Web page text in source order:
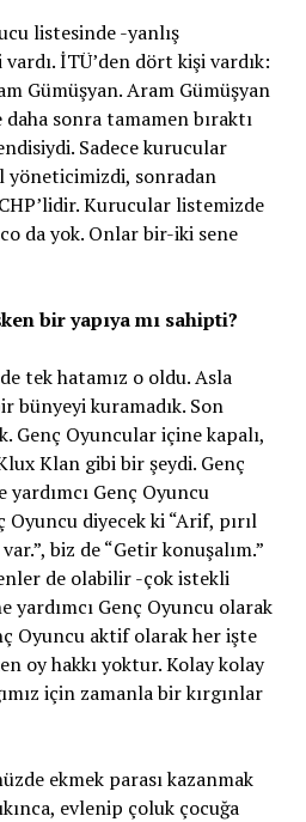
listesinde -yanlış
İTÜ’den dört kişi vardık:
Gümüşyan. Aram Gümüşyan
daha sonra tamamen bıraktı
Sadece kurucular
yöneticimizdi, sonradan
Kurucular listemizde
da yok. Onlar bir-iki sene
bir yapıya mı sahipti?
tek hatamız o oldu. Asla
bünyeyi kuramadık. Son
Genç Oyuncular içine kapalı,
Klan gibi bir şeydi. Genç
Genç Oyuncu
Oyuncu diyecek ki “Arif, pırıl
biz de “Getir konuşalım.”
de olabilir -çok istekli
yardımcı Genç Oyuncu olarak
Oyuncu aktif olarak her işte
oy hakkı yoktur. Kolay kolay
için zamanla bir kırgınlar
ekmek parası kazanmak
evlenip çoluk çocuğa